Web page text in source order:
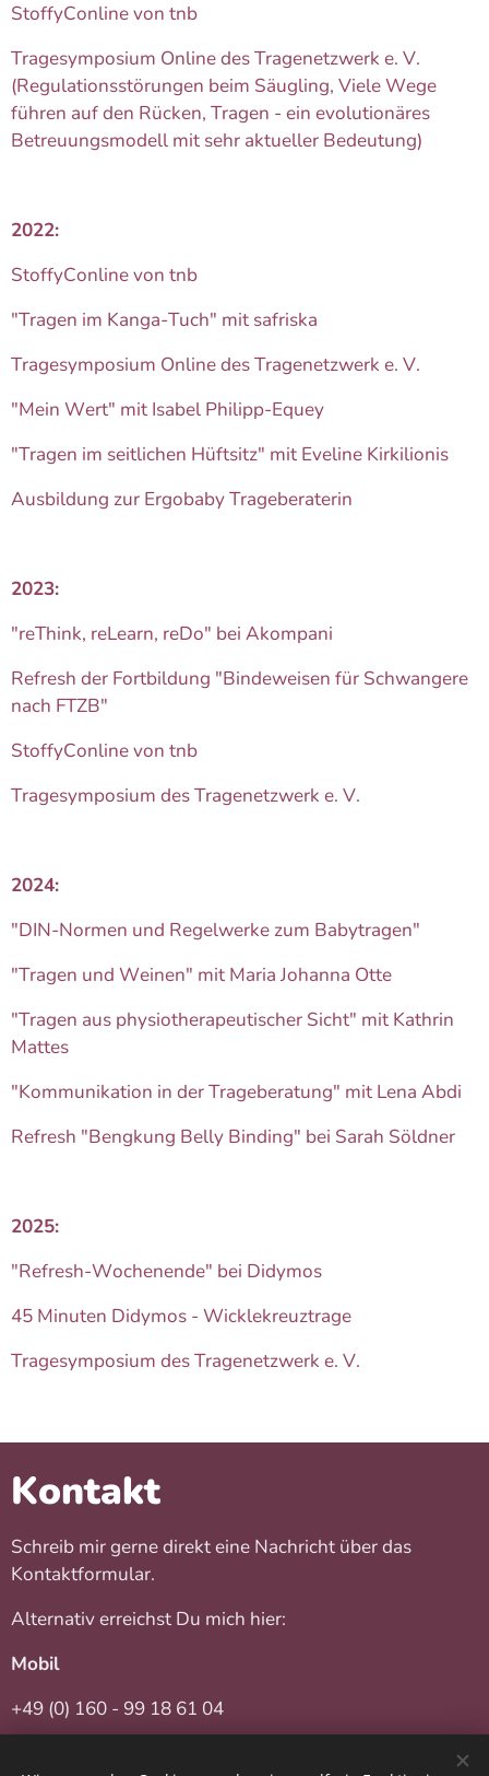
StoffyConline von tnb
Tragesymposium Online des Tragenetzwerk e. V.
(Regulationsstörungen beim Säugling, Viele Wege
führen auf den Rücken, Tragen - ein evolutionäres
Betreuungsmodell mit sehr aktueller Bedeutung)
2022:
StoffyConline von tnb
"Tragen im Kanga-Tuch" mit safriska
Tragesymposium Online des Tragenetzwerk e. V.
"Mein Wert" mit Isabel Philipp-Equey
"Tragen im seitlichen Hüftsitz" mit Eveline Kirkilionis
Ausbildung zur Ergobaby Trageberaterin
2023:
"reThink, reLearn, reDo" bei Akompani
Refresh der Fortbildung "Bindeweisen für Schwangere
nach FTZB"
StoffyConline von tnb
Tragesymposium des Tragenetzwerk e. V.
2024:
"DIN-Normen und Regelwerke zum Babytragen"
"Tragen und Weinen" mit Maria Johanna Otte
"Tragen aus physiotherapeutischer Sicht" mit Kathrin
Mattes
"Kommunikation in der Trageberatung" mit Lena Abdi
Refresh "Bengkung Belly Binding" bei Sarah Söldner
2025:
"Refresh-Wochenende" bei Didymos
45 Minuten Didymos - Wicklekreuztrage
Tragesymposium des Tragenetzwerk e. V.
Kontakt
Schreib mir gerne direkt eine Nachricht über das
Kontaktformular.
Alternativ erreichst Du mich hier:
Mobil
+49 (0) 160 - 99 18 61 04